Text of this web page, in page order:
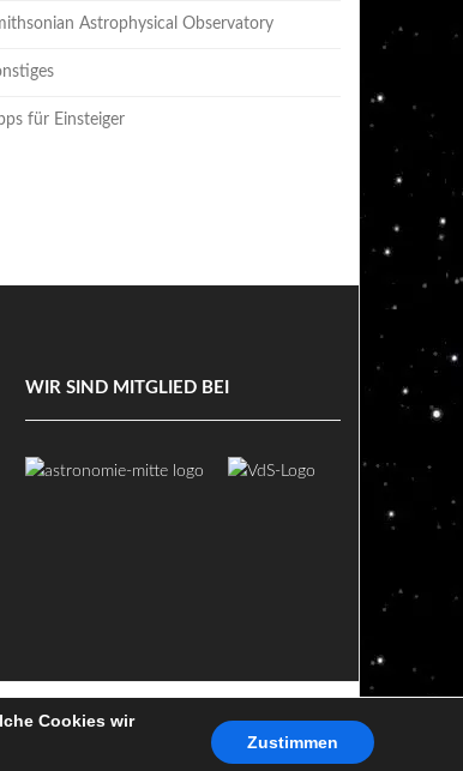
Astrophysical Observatory
für Einsteiger
WIR SIND MITGLIED BEI
SITEMAP INTERN
Cookies wir
Zustimmen